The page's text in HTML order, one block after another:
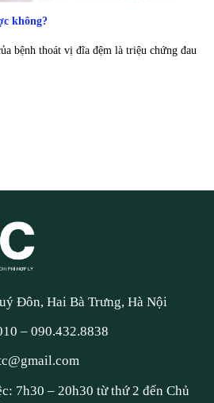
không?
bệnh thoát vị đĩa đệm là triệu chứng đau
Đôn, Hai Bà Trưng, Hà Nội
–090.432.8838
7h30 – 20h30 từ thứ 2 đến Chủ